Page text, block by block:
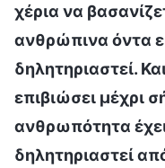
χέρια να
ανθρώπινα όντα
δηλητηριαστεί.
επιβιώσει μέχρι
ανθρωπότητα
δηλητηριαστεί